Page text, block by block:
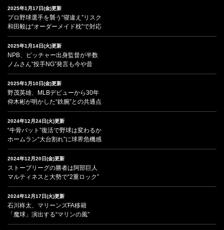
2025年1月17日(金)更新
プロ野球選手を襲う“寝違え”リスク
和田毅は“オーダーメイド枕”で対応
2025年1月14日(火)更新
NPB、ピッチャー出身監督が半数
ノムさん“投手NG”発言も今や昔
2025年1月10日(金)更新
野茂英雄、MLBデビューから30年
仰木彬が明かした“鉄腕”との共通点
2024年12月24日(火)更新
“牛骨バット”復活で野球は変わるか
ホームラン“大台割れ”に球界危機感
2024年12月20日(金)更新
ストーブリーグの勝者は阿部巨人
マルティネスと大勢で“2重ロック”
2024年12月17日(火)更新
石川柊太、マリーンズFA移籍
「魔球」演出する“マリンの風”